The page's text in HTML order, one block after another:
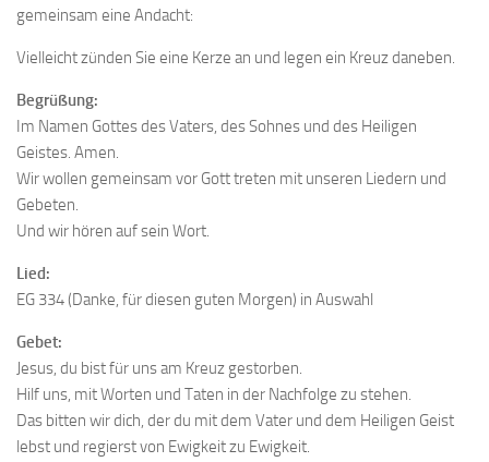
gemeinsam eine Andacht:
Vielleicht zünden Sie eine Kerze an und legen ein Kreuz daneben.
Begrüßung:
Im Namen Gottes des Vaters, des Sohnes und des Heiligen
Geistes. Amen.
Wir wollen gemeinsam vor Gott treten mit unseren Liedern und
Gebeten.
Und wir hören auf sein Wort.
Lied:
EG 334 (Danke, für diesen guten Morgen) in Auswahl
Gebet:
Jesus, du bist für uns am Kreuz gestorben.
Hilf uns, mit Worten und Taten in der Nachfolge zu stehen.
Das bitten wir dich, der du mit dem Vater und dem Heiligen Geist
lebst und regierst von Ewigkeit zu Ewigkeit.